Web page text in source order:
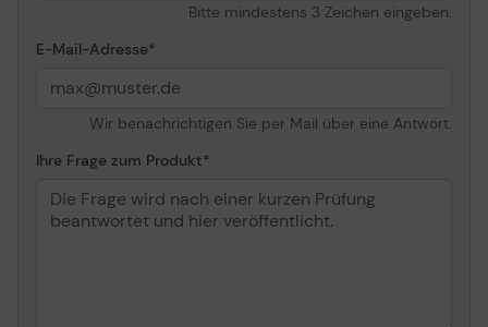
Bitte mindestens 3 Zeichen eingeben.
E-Mail-Adresse
Wir benachrichtigen Sie per Mail über eine Antwort.
Ihre Frage zum Produkt